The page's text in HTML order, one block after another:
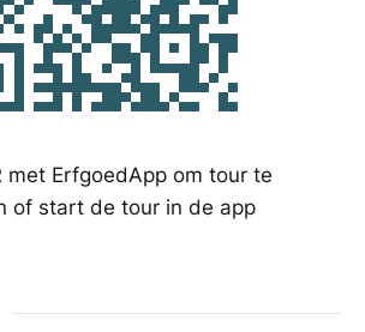
met ErfgoedApp om tour te
of start de tour in de app